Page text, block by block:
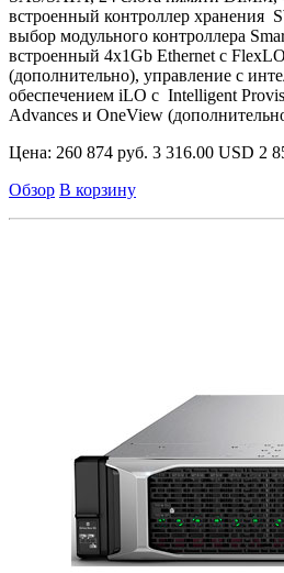
встроенный контроллер хранения
выбор модульного контроллера
встроенный 4x1Gb Ethernet с
(дополнительно), управление с
обеспечением iLO с Intelligent
Advances и OneView
Цена: 260 874 руб. 3 316.00 USD 2
Обзор В корзину